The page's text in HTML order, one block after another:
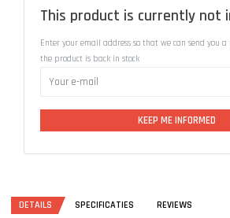
This product is currently not
Enter your email address so that we can send you a
the product is back in stock
KEEP ME INFORMED
DETAILS SPECIFICATIES REVIEWS